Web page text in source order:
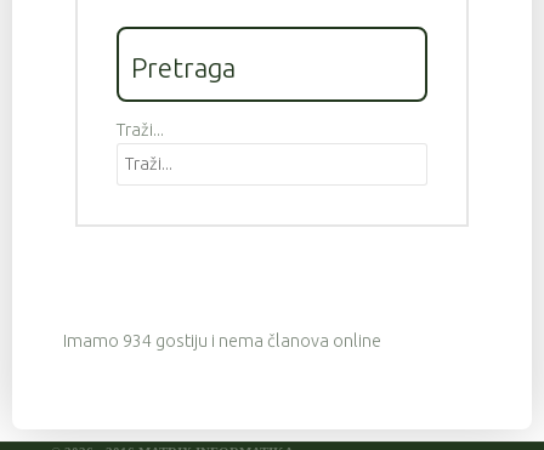
Pretraga
Traži...
Imamo 934 gostiju i nema članova online